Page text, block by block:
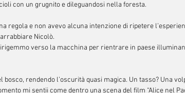
con un grugnito e dileguandosi nella foresta.
regola e non avevo alcuna intenzione di ripetere
Nicolò.
verso la macchina per rientrare in paese
rendendo l’oscurità quasi magica. Un tasso? Una
mi sentii come dentro una scena del film “Alice nel